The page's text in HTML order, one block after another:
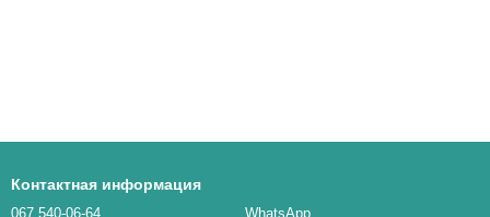
Контактная информация
067 540-06-64 WhatsApp